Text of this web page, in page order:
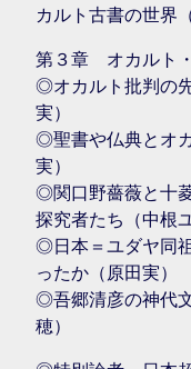
カルト古書の世界
第３章 オカルト
◎オカルト批判の
実）
◎聖書や仏典とオ
実）
◎関口野薔薇と十
探究者たち（中根
◎日本＝ユダヤ同
ったか（原田実）
◎吾郷清彦の神代
穂）